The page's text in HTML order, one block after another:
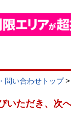
問い合わせトップ>
いただき、次